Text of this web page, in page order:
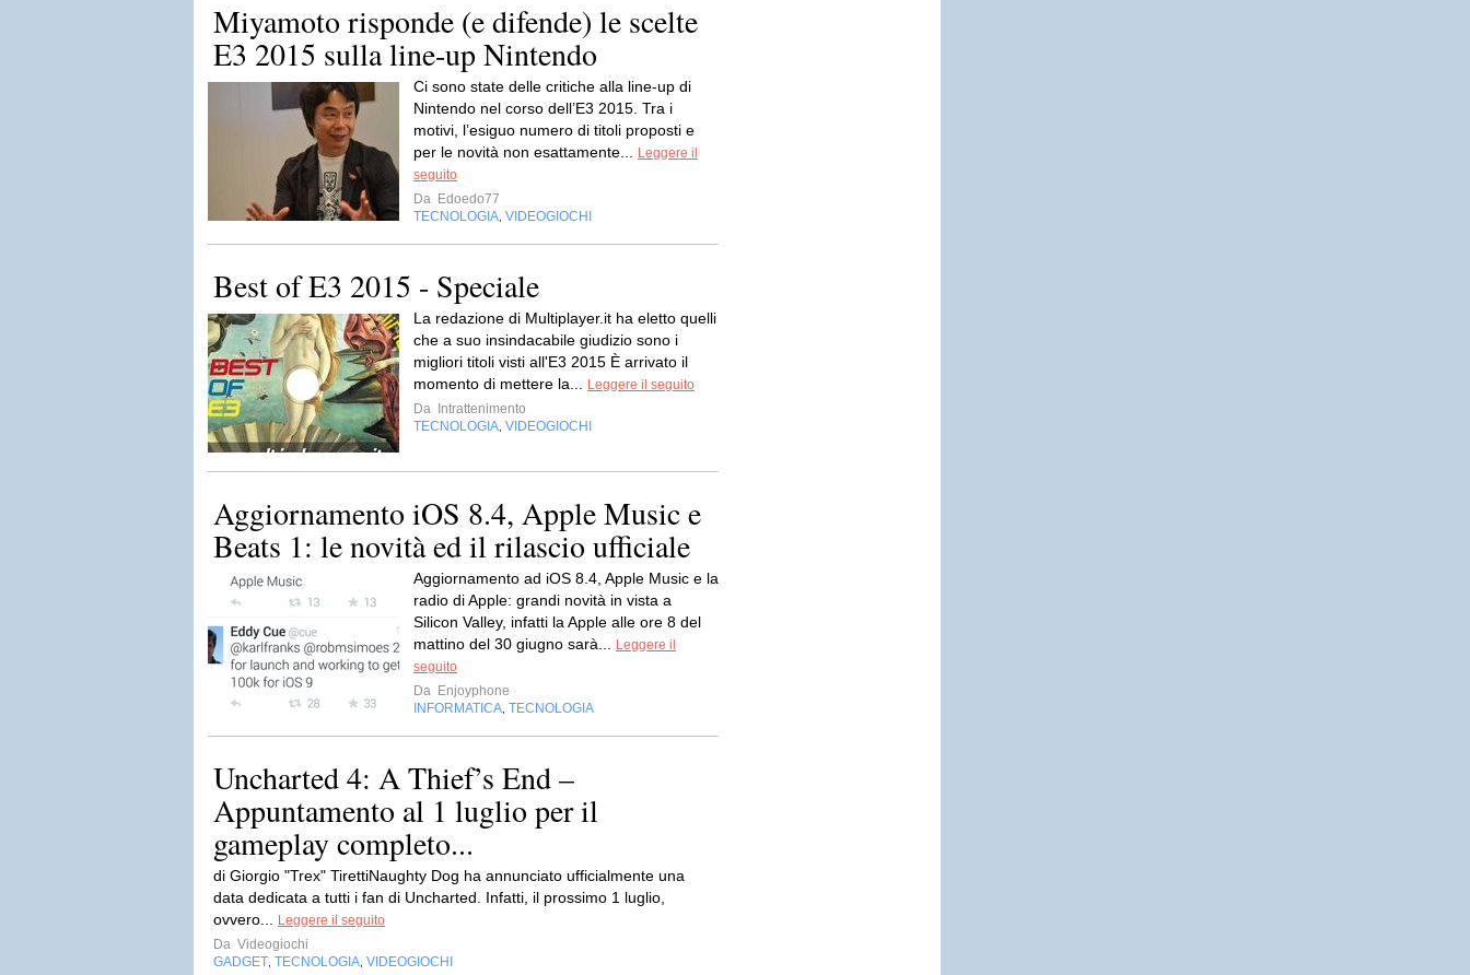
Miyamoto risponde (e difende) le scelte
E3 2015 sulla line-up Nintendo
Ci sono state delle critiche alla line-up di
Nintendo nel corso dell’E3 2015. Tra i
motivi, l’esiguo numero di titoli proposti e
per le novità non esattamente...
Leggere il
seguito
Da Edoedo77
TECNOLOGIA VIDEOGIOCHI
Best of E3 2015 - Speciale
La redazione di Multiplayer.it ha eletto quelli
che a suo insindacabile giudizio sono i
migliori titoli visti all'E3 2015 È arrivato il
momento di mettere la...
Leggere il seguito
Da
Intrattenimento
TECNOLOGIA VIDEOGIOCHI
Aggiornamento iOS 8.4, Apple Music e
Beats 1: le novità ed il rilascio ufficiale
Aggiornamento ad iOS 8.4, Apple Music e la
radio di Apple: grandi novità in vista a
Silicon Valley, infatti la Apple alle ore 8 del
mattino del 30 giugno sarà...
Leggere il
seguito
Da Enjoyphone
INFORMATICA TECNOLOGIA
Uncharted 4: A Thief’s End –
Appuntamento al 1 luglio per il
gameplay completo...
di Giorgio "Trex" TirettiNaughty Dog ha annunciato ufficialmente una
data dedicata a tutti i fan di Uncharted. Infatti, il prossimo 1 luglio,
ovvero...
Leggere il seguito
Da Videogiochi
GADGET TECNOLOGIA VIDEOGIOCHI